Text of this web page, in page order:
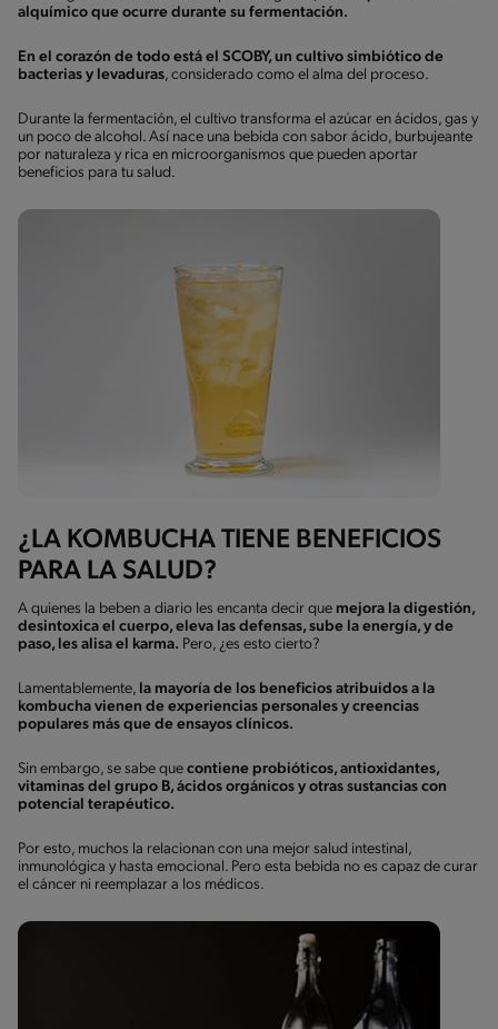
alquímico que ocurre durante su fermentación.
En el corazón de todo está el SCOBY, un cultivo simbiótico de
bacterias y levaduras, considerado como el alma del proceso.
Durante la fermentación, el cultivo transforma el azúcar en ácidos, gas y
un poco de alcohol. Así nace una bebida con sabor ácido, burbujeante
por naturaleza y rica en microorganismos que pueden aportar
beneficios para tu salud.
¿LA KOMBUCHA TIENE BENEFICIOS
PARA LA SALUD?
A quienes la beben a diario les encanta decir que mejora la digestión,
desintoxica el cuerpo, eleva las defensas, sube la energía, y de
paso, les alisa el karma. Pero, ¿es esto cierto?
Lamentablemente, la mayoría de los beneficios atribuidos a la
kombucha vienen de experiencias personales y creencias
populares más que de ensayos clínicos.
Sin embargo, se sabe que contiene probióticos, antioxidantes,
vitaminas del grupo B, ácidos orgánicos y otras sustancias con
potencial terapéutico.
Por esto, muchos la relacionan con una mejor salud intestinal,
inmunológica y hasta emocional. Pero esta bebida no es capaz de curar
el cáncer ni reemplazar a los médicos.